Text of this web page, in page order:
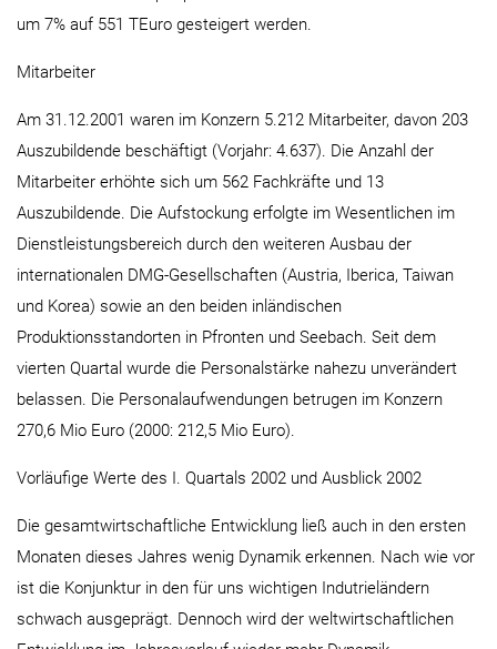
um 7% auf 551 TEuro gesteigert werden.
Mitarbeiter
Am 31.12.2001 waren im Konzern 5.212 Mitarbeiter, davon 203
Auszubildende beschäftigt (Vorjahr: 4.637). Die Anzahl der
Mitarbeiter erhöhte sich um 562 Fachkräfte und 13
Auszubildende. Die Aufstockung erfolgte im Wesentlichen im
Dienstleistungsbereich durch den weiteren Ausbau der
internationalen DMG-Gesellschaften (Austria, Iberica, Taiwan
und Korea) sowie an den beiden inländischen
Produktionsstandorten in Pfronten und Seebach. Seit dem
vierten Quartal wurde die Personalstärke nahezu unverändert
belassen. Die Personalaufwendungen betrugen im Konzern
270,6 Mio Euro (2000: 212,5 Mio Euro).
Vorläufige Werte des I. Quartals 2002 und Ausblick 2002
Die gesamtwirtschaftliche Entwicklung ließ auch in den ersten
Monaten dieses Jahres wenig Dynamik erkennen. Nach wie vor
ist die Konjunktur in den für uns wichtigen Indutrieländern
schwach ausgeprägt. Dennoch wird der weltwirtschaftlichen